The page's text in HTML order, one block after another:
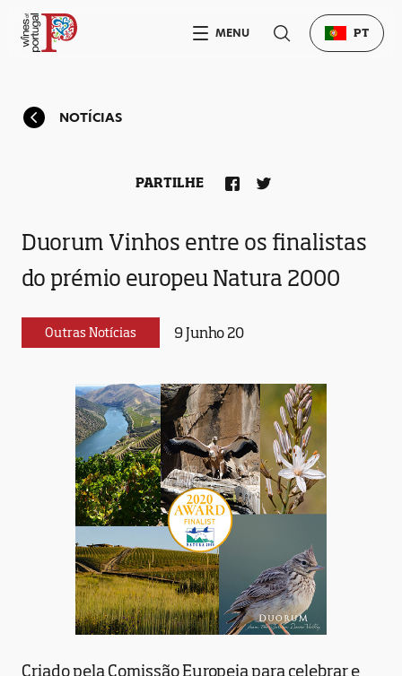
NOTÍCIAS
Duorum Vinhos entre os finalistas
do prémio europeu Natura 2000
Outras Notícias 9 Junho 20
PARTILHE
Criado pela Comissão Europeia para celebrar e
MENU PT